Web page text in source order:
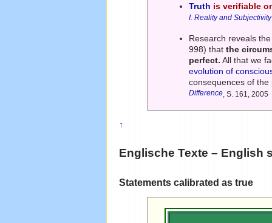
Truth is verifiable
I. Reality and Subjectivity
Research reveals
998) thatthe
perfect. All that we
evolution of
consequences of
Difference , S. 161, 2005
↑
Englische Texte – English
Statements calibrated as true